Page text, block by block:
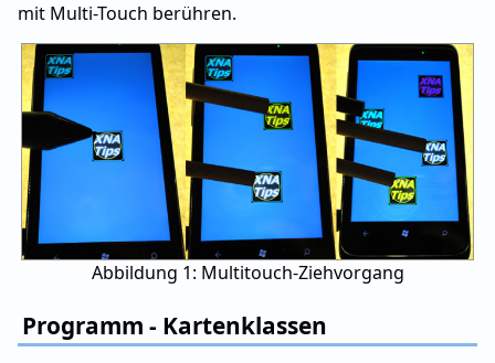
mit Multi-Touch berühren.
Abbildung 1: Multitouch-Ziehvorgang
Programm - Kartenklassen